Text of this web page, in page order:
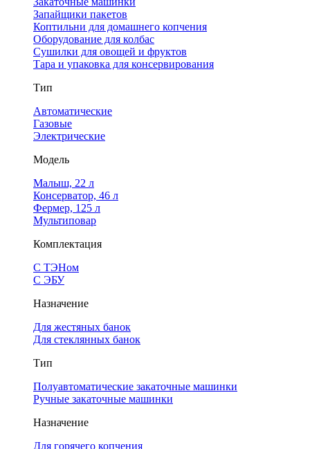
Запайщики пакетов
Коптильни для домашнего копчения
Оборудование для колбас
Сушилки для овощей и фруктов
Тара и упаковка для консервирования
Тип
Автоматические
Газовые
Электрические
Модель
Малыш, 22 л
Консерватор, 46 л
Фермер, 125 л
Мультиповар
Комплектация
С ТЭНом
С ЭБУ
Назначение
Для жестяных банок
Для стеклянных банок
Тип
Полуавтоматические закаточные машинки
Ручные закаточные машинки
Назначение
Для горячего копчения